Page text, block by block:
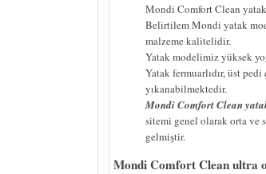
Mondi Comfort Clean
Belirtilem Mondi yatak
malzeme kalitelidir.
Yatak modelimiz yüksek
Yatak fermuarlıdır, üst
yıkanabilmektedir.
Mondi Comfort Clean
sitemi genel olarak orta ve
gelmiştir.
Mondi Comfort Clean ultra